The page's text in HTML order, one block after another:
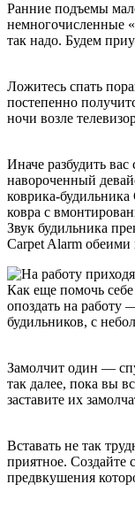
Ранние подъемы
немногочисленные
так надо. Будем
Ложитесь спать
постепенно
ночи возле
Иначе разбудить
навороченный
коврика-
ковра с
Звук будильника
Carpet Alarm обеими
Как еще помочь
опоздать на работу
будильников, с
Замолчит один —
так далее, пока вы
заставите их
Вставать не так
приятное. Создайте
предвкушения